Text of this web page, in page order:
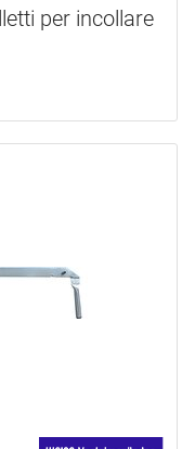
per incollare